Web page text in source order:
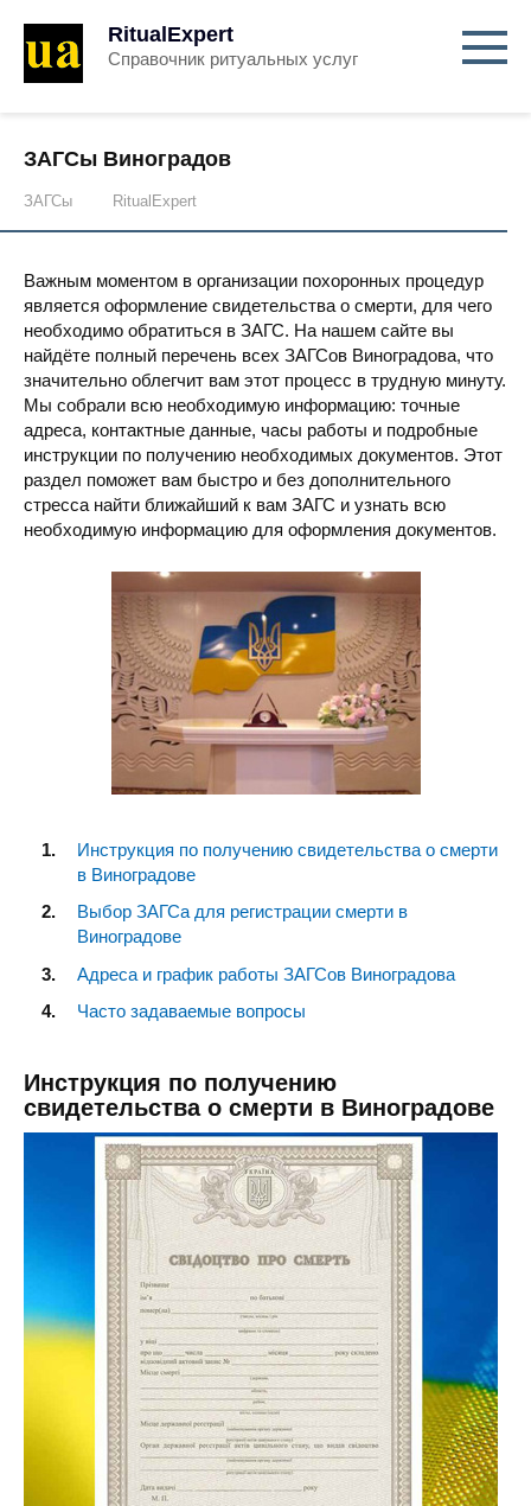
RitualExpert
Справочник ритуальных услуг
ЗАГСы Виноградов
ЗАГСы RitualExpert
Важным моментом в организации похоронных процедур
является оформление свидетельства о смерти, для чего
необходимо обратиться в ЗАГС. На нашем сайте вы
найдёте полный перечень всех ЗАГСов Виноградова, что
значительно облегчит вам этот процесс в трудную минуту.
Мы собрали всю необходимую информацию: точные
адреса, контактные данные, часы работы и подробные
инструкции по получению необходимых документов. Этот
раздел поможет вам быстро и без дополнительного
стресса найти ближайший к вам ЗАГС и узнать всю
необходимую информацию для оформления документов.
Инструкция по получению свидетельства о смерти
в Виноградове
Выбор ЗАГСа для регистрации смерти в
Виноградове
Адреса и график работы ЗАГСов Виноградова
Часто задаваемые вопросы
Инструкция по получению
свидетельства о смерти в Виноградове